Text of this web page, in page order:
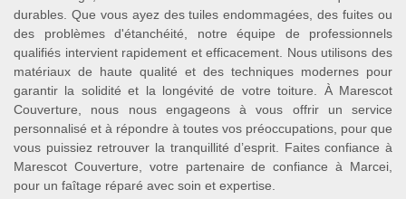
durables. Que vous ayez des tuiles endommagées, des fuites ou
des problèmes d'étanchéité, notre équipe de professionnels
qualifiés intervient rapidement et efficacement. Nous utilisons des
matériaux de haute qualité et des techniques modernes pour
garantir la solidité et la longévité de votre toiture. À Marescot
Couverture, nous nous engageons à vous offrir un service
personnalisé et à répondre à toutes vos préoccupations, pour que
vous puissiez retrouver la tranquillité d’esprit. Faites confiance à
Marescot Couverture, votre partenaire de confiance à Marcei,
pour un faîtage réparé avec soin et expertise.